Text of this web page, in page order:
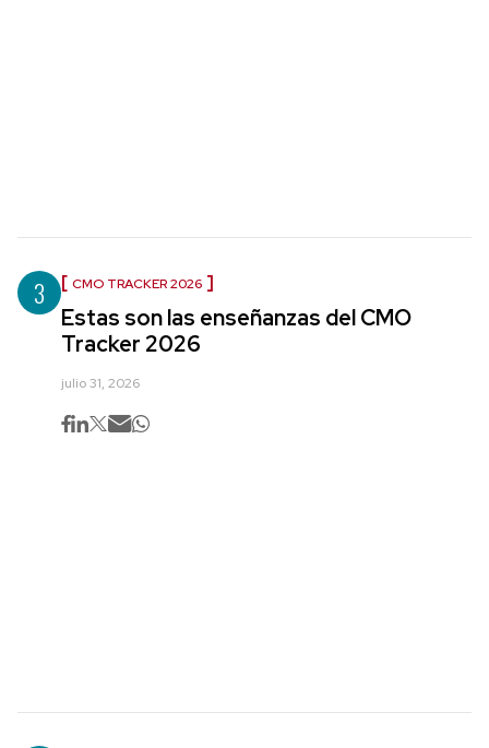
3 CMO TRACKER 2026
Estas son las enseñanzas del CMO
Tracker 2026
julio 31, 2026